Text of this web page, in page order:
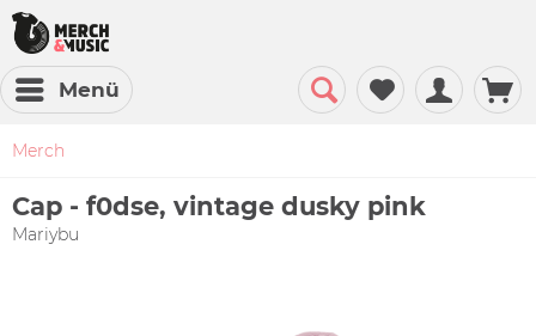
Menü
Merch
Cap - f0dse, vintage dusky pink
Mariybu